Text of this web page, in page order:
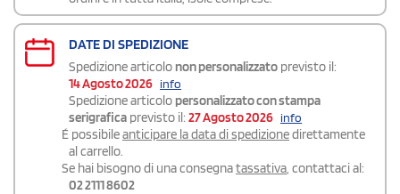
DATE DI SPEDIZIONE
Spedizione articolo non personalizzato previsto il:
14 Agosto 2026 info
Spedizione articolo personalizzato con stampa
serigrafica previsto il: 27 Agosto 2026 info
É possibileanticipare la data di spedizionedirettamente
al carrello.
Se hai bisogno di una consegnatassativa, contattaci al:
02 2111 8602